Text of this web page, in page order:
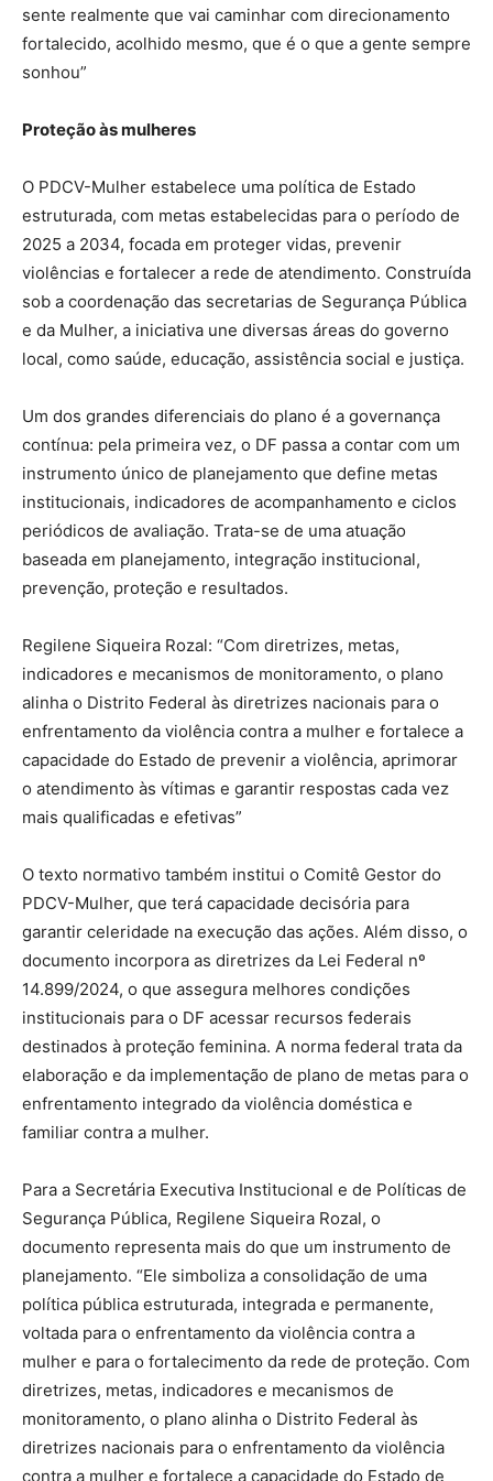
sente realmente que vai caminhar com direcionamento
fortalecido, acolhido mesmo, que é o que a gente sempre
sonhou”
Proteção às mulheres
O PDCV-Mulher estabelece uma política de Estado
estruturada, com metas estabelecidas para o período de
2025 a 2034, focada em proteger vidas, prevenir
violências e fortalecer a rede de atendimento. Construída
sob a coordenação das secretarias de Segurança Pública
e da Mulher, a iniciativa une diversas áreas do governo
local, como saúde, educação, assistência social e justiça.
Um dos grandes diferenciais do plano é a governança
contínua: pela primeira vez, o DF passa a contar com um
instrumento único de planejamento que define metas
institucionais, indicadores de acompanhamento e ciclos
periódicos de avaliação. Trata-se de uma atuação
baseada em planejamento, integração institucional,
prevenção, proteção e resultados.
Regilene Siqueira Rozal: “Com diretrizes, metas,
indicadores e mecanismos de monitoramento, o plano
alinha o Distrito Federal às diretrizes nacionais para o
enfrentamento da violência contra a mulher e fortalece a
capacidade do Estado de prevenir a violência, aprimorar
o atendimento às vítimas e garantir respostas cada vez
mais qualificadas e efetivas”
O texto normativo também institui o Comitê Gestor do
PDCV-Mulher, que terá capacidade decisória para
garantir celeridade na execução das ações. Além disso, o
documento incorpora as diretrizes da Lei Federal nº
14.899/2024, o que assegura melhores condições
institucionais para o DF acessar recursos federais
destinados à proteção feminina. A norma federal trata da
elaboração e da implementação de plano de metas para o
enfrentamento integrado da violência doméstica e
familiar contra a mulher.
Para a Secretária Executiva Institucional e de Políticas de
Segurança Pública, Regilene Siqueira Rozal, o
documento representa mais do que um instrumento de
planejamento. “Ele simboliza a consolidação de uma
política pública estruturada, integrada e permanente,
voltada para o enfrentamento da violência contra a
mulher e para o fortalecimento da rede de proteção. Com
diretrizes, metas, indicadores e mecanismos de
monitoramento, o plano alinha o Distrito Federal às
diretrizes nacionais para o enfrentamento da violência
contra a mulher e fortalece a capacidade do Estado de